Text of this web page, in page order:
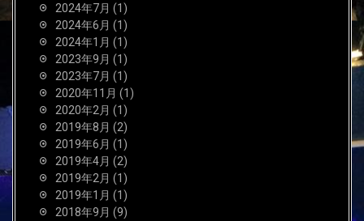
2024年7月 (1)
2024年6月 (1)
2024年1月 (1)
2023年9月 (1)
2023年7月 (1)
2020年11月 (1)
2020年2月 (1)
2019年8月 (2)
2019年6月 (1)
2019年4月 (2)
2019年2月 (1)
2019年1月 (1)
2018年9月 (9)